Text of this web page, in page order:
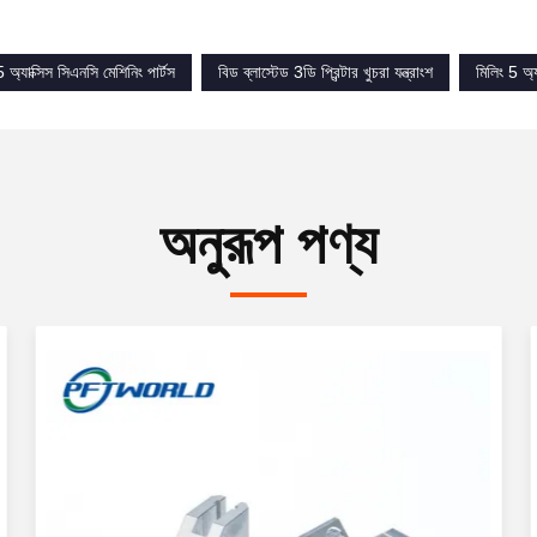
সিএনসি মেশিনিং পার্টস বিড ব্লাস্টেড 3ডি প্রিন্টার খুচরা যন্ত্রাংশ মিলিং 5
অনুরূপ পণ্য